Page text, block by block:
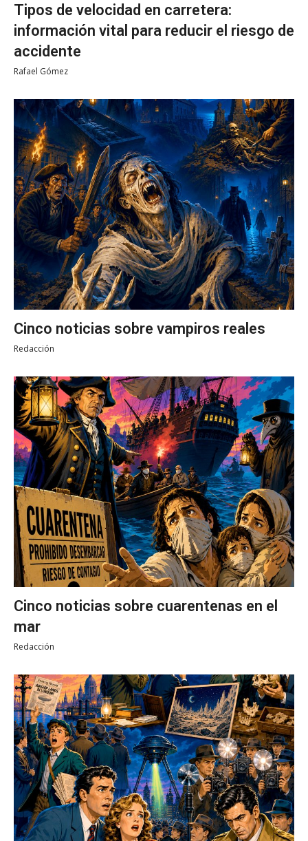
Tipos de velocidad en carretera:
información vital para reducir el riesgo de
accidente
Rafael Gómez
Cinco noticias sobre vampiros reales
Redacción
Cinco noticias sobre cuarentenas en el
mar
Redacción